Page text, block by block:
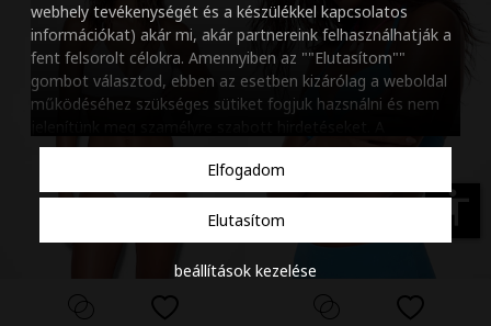
webhely tevékenységét és a készülékkel kapcsolatos
információkat) akár mi, akár partnereink felhasználhatják a
fent felsorolt célokra. Amennyiben az ""Elutasítom""
gombot választod, ebben az esetben kizárólag a weboldal
működéséhez szükséges sütiket fogjuk hazsnálni és nem
beállításaidat bármikor módosíthatod, a ""Beállítások
kezelése"" gombra kattintva. Tudj meg többet
szabályzatunkról.
Elfogadom
Elutasítom
beállítások kezelése
accessibility
Sortávolság
Sortávolság
Színek invertálása
Szürke
Nagy kurzor